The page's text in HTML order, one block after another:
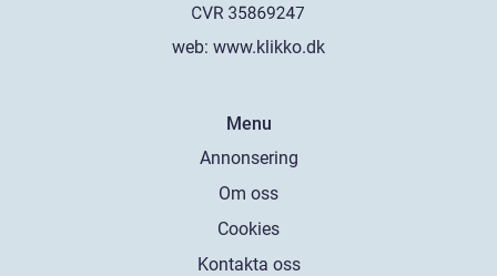
web: www.klikko.dk
Menu
Annonsering
Om oss
Cookies
Kontakta oss